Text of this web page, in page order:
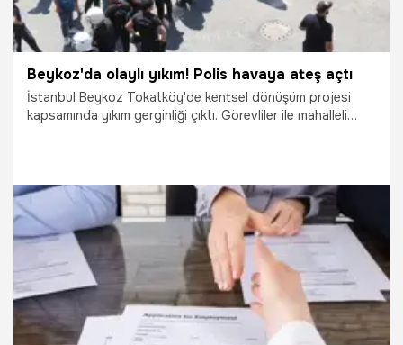
Beykoz'da olaylı yıkım! Polis havaya ateş açtı
İstanbul Beykoz Tokatköy'de kentsel dönüşüm projesi
kapsamında yıkım gerginliği çıktı. Görevliler ile mahalleli
22.07.2022 Yaşam